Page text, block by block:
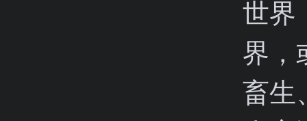
世界
界，
畜生